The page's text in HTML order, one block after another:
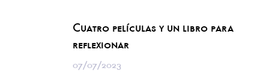
Cuatro películas y un libro para
reflexionar
07/07/2023